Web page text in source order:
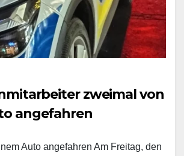
zweimal von
angefahren
Auto angefahren Am Freitag, den